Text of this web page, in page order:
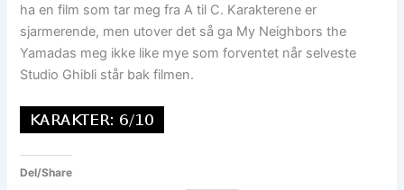
ha en film som tar meg fra A til C. Karakterene er
sjarmerende, men utover det så ga My Neighbors the
Yamadas meg ikke like mye som forventet når selveste
Studio Ghibli står bak filmen.
Del/Share